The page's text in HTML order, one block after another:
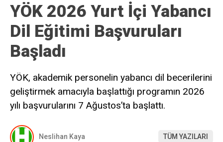
YÖK 2026 Yurt İçi Yabancı
Dil Eğitimi Başvuruları
Başladı
YÖK, akademik personelin yabancı dil becerilerini
geliştirmek amacıyla başlattığı programın 2026
yılı başvurularını 7 Ağustos’ta başlattı.
Neslihan Kaya TÜM YAZILARI